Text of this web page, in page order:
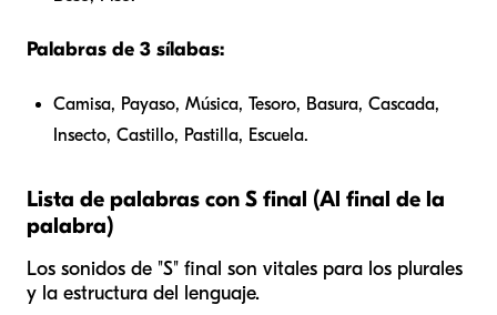
Palabras de 3 sílabas:
Camisa, Payaso, Música, Tesoro, Basura, Cascada,
Insecto, Castillo, Pastilla, Escuela.
Lista de palabras con S final (Al final de la
palabra)
Los sonidos de "S" final son vitales para los plurales
y la estructura del lenguaje.